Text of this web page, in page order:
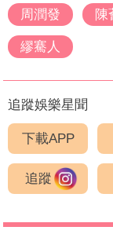
周潤發
陳
繆騫人
追蹤娛樂星聞
下載APP
追蹤